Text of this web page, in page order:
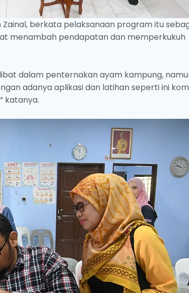
Zainal, berkata pelaksanaan program itu
menambah pendapatan dan memperkukuh
dalam penternakan ayam kampung,
adanya aplikasi dan latihan seperti ini
katanya.